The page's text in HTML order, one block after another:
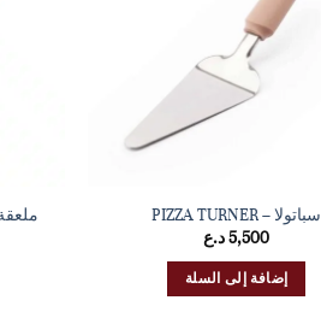
سباتولا – PIZZA TURNER
5,500د.ع
إضافة إلى السلة